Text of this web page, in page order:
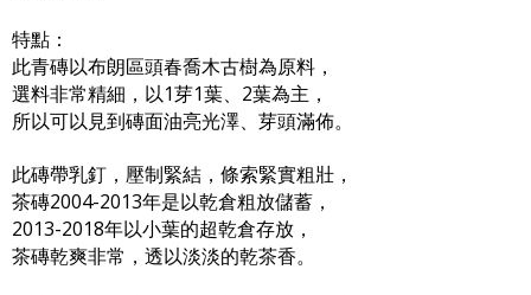
特點：
此青磚以布朗區頭春喬木古樹為原料，
選料非常精細，以1芽1葉、2葉為主，
所以可以見到磚面油亮光澤、芽頭滿佈。
此磚帶乳釘，壓制緊結，條索緊實粗壯，
茶磚2004-2013年是以乾倉粗放儲蓄，
2013-2018年以小葉的超乾倉存放，
茶磚乾爽非常，透以淡淡的乾茶香。